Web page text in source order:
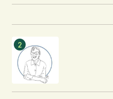
Seu nome*
Seu e-mail
Enviar comentário